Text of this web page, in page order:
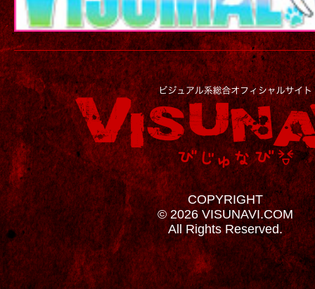
COPYRIGHT
© 2026 VISUNAVI.COM
All Rights Reserved.